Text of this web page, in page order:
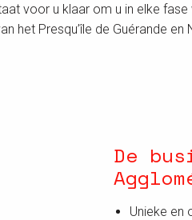
voor u klaar om u in elke
het Presqu’île de Guérande
De
Unieke en